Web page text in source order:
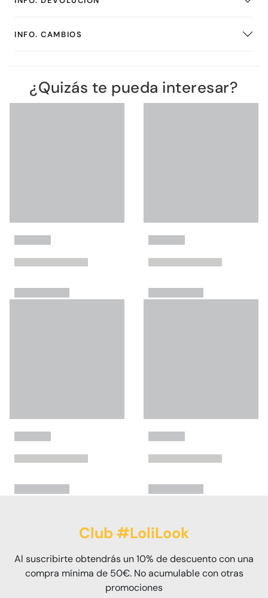
INFO. CAMBIOS
¿Quizás te pueda interesar?
Club #LoliLook
Al suscribirte obtendrás un 10% de descuento con una
compra mínima de 50€. No acumulable con otras
promociones